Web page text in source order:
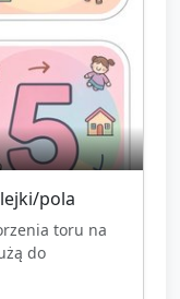
pola
toru na
do